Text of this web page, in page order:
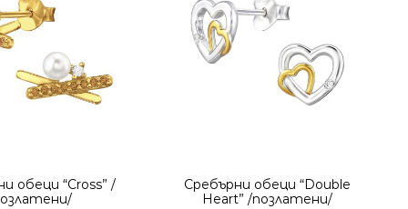
обеци “Cross” /
Сребърни обеци “Double
Heart” /позлатени/